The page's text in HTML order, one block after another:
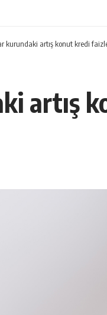
kurundaki artış konut kredi
artış